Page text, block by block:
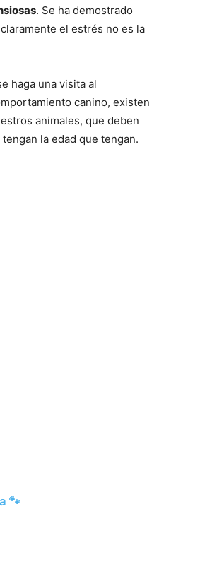
. Se ha demostrado
el estrés no es la
haga una visita al
canino, existen
animales, que deben
la edad que tengan.
🐾